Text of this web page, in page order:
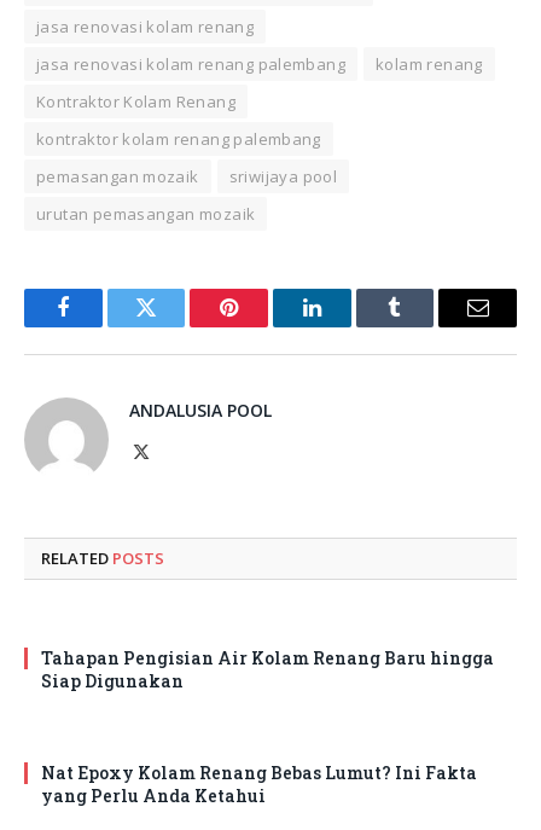
jasa renovasi kolam renang
jasa renovasi kolam renang palembang
kolam renang
Kontraktor Kolam Renang
kontraktor kolam renang palembang
pemasangan mozaik
sriwijaya pool
urutan pemasangan mozaik
FacebookTwitter Pinterest LinkedInTumblr Email
ANDALUSIA POOL
RELATED POSTS
Tahapan Pengisian Air Kolam Renang Baru hingga
Siap Digunakan
Nat Epoxy Kolam Renang Bebas Lumut? Ini Fakta
yang Perlu Anda Ketahui